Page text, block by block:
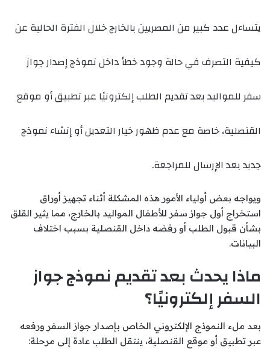
يتساءل عدد كبير من المصريين بالخارج خلال الفترة الحالية عن
كيفية التصرف في حالة وجود خطأ داخل نموذج إصدار جواز
سفر للمواليد بعد تقديم الطلب إلكترونيًا عبر تطبيق أو موقع
القنصلية، خاصة مع عدم ظهور خيار التعديل أو إنشاء نموذج
جديد بعد الإرسال للمراجعة.
ويواجه بعض أولياء الأمور هذه المشكلة أثناء تجهيز أوراق
استخراج أول جواز سفر للأطفال المواليد بالخارج، مما يثير القلق
بشأن قبول الطلب أو رفضه داخل القنصلية بسبب اختلاف
البيانات.
ماذا يحدث بعد تقديم نموذج جواز
السفر إلكترونيًا؟
بعد ملء النموذج الإلكتروني الخاص بإصدار جواز السفر ورفعه
عبر تطبيق أو موقع القنصلية، ينتقل الطلب عادة إلى مرحلة: